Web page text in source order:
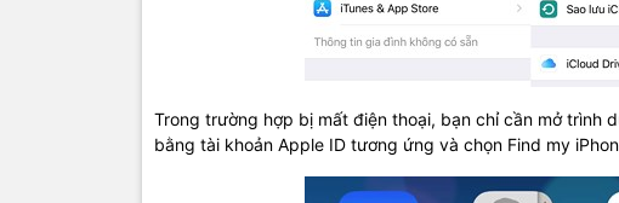
Trong trường hợp bị mất điện thoại, bạn chỉ cần mở trình
bằng tài khoản Apple ID tương ứng và chọn Find my